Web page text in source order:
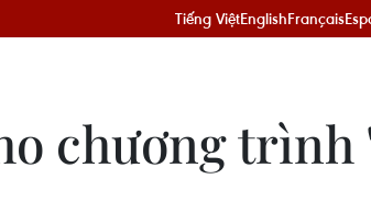
Tiếng ViệtEnglishFrançais
chương trình